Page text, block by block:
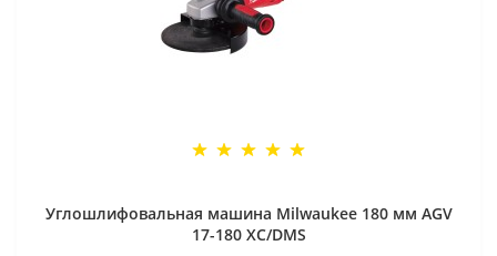
Углошлифовальная машина Milwaukee 180 мм AGV
17-180 XC/DMS